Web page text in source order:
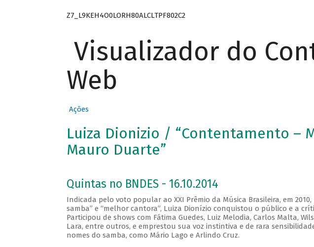
Z7_L9KEH4O0LORH80ALCLTPF802C2
Visualizador do
Web
Ações
Luiza Dionizio / “Contentamento –
Mauro Duarte”
Quintas no BNDES - 16.10.2014
Indicada pelo voto popular ao XXI Prêmio da Música Brasileira, em
samba” e “melhor cantora”, Luiza Dionízio conquistou o público e a
Participou de shows com Fátima Guedes, Luiz Melodia, Carlos Malta,
Lara, entre outros, e emprestou sua voz instintiva e de rara
nomes do samba, como Mário Lago e Arlindo Cruz.